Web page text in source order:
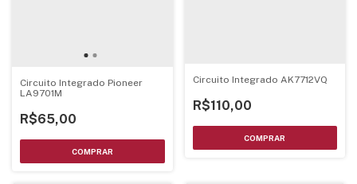
Circuito Integrado Pioneer
LA9701M
R$65,00
Circuito Integrado AK7712VQ
R$110,00